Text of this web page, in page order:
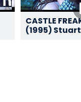
CASTLE
(1995)